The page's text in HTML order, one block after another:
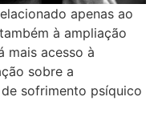
apenas ao
à ampliação
mais acesso à
sobre a
sofrimento psíquico